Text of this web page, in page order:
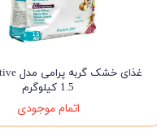
1.5 کیلوگرم
اتمام موجودی